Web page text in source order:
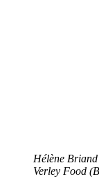
Hélène
Verley Food